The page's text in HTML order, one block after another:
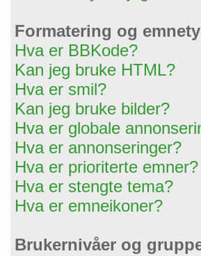
Formatering og
Hva er BBKode?
Kan jeg bruke HTML?
Hva er smil?
Kan jeg bruke bilder?
Hva er globale
Hva er annonseringer?
Hva er prioriterte emner?
Hva er stengte tema?
Hva er emneikoner?
Brukernivåer og